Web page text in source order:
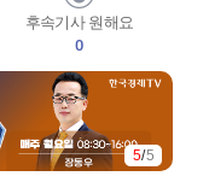
후속기사 원해요
0
5/5